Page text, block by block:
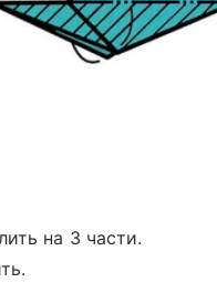
на 3 части.